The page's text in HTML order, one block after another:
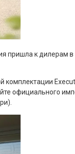
к дилерам
официального